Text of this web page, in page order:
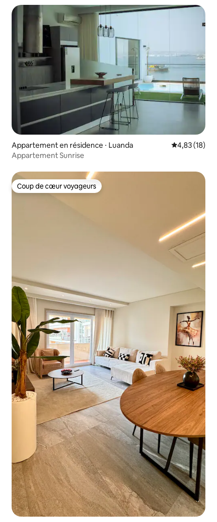
Appartement en résidence ⋅ Luanda Évaluation
4,83 (18)
Appartement Sunrise
Coup de cœur voyageurs
Coup de cœur voyageurs